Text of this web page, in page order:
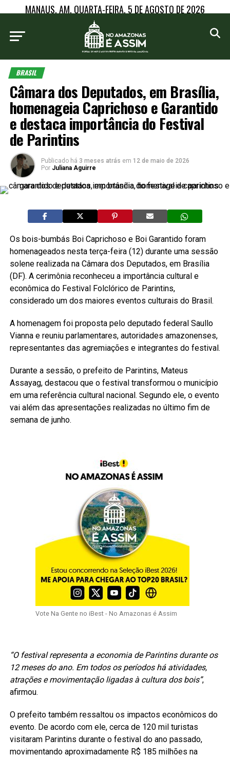
MANAUS, AM, QUARTA-FEIRA, 5 DE AGOSTO DE 2026
BRASIL
Câmara dos Deputados, em Brasília,
homenageia Caprichoso e Garantido
e destaca importância do Festival
de Parintins
Publicado há 3 meses atrás em 12 de maio de 2026
Por Juliana Aguirre
Os bois-bumbás Boi Caprichoso e Boi Garantido foram
homenageados nesta terça-feira (12) durante uma sessão
solene realizada na Câmara dos Deputados, em Brasília
(DF). A cerimônia reconheceu a importância cultural e
econômica do Festival Folclórico de Parintins,
considerado um dos maiores eventos culturais do Brasil.
A homenagem foi proposta pelo deputado federal Saullo
Vianna e reuniu parlamentares, autoridades amazonenses,
representantes das agremiações e integrantes do festival.
Durante a sessão, o prefeito de Parintins, Mateus
Assayag, destacou que o festival transformou o município
em uma referência cultural nacional. Segundo ele, o evento
vai além das apresentações realizadas no último fim de
semana de junho.
Vote Na Gente no iBest - No Amazonas é Assim
“O festival representa a economia de Parintins durante os
12 meses do ano. Em todos os períodos há atividades,
atrações e movimentação ligadas à cultura dos bois”,
afirmou.
O prefeito também ressaltou os impactos econômicos do
evento. De acordo com ele, cerca de 120 mil turistas
visitaram Parintins durante o festival do ano passado,
movimentando aproximadamente R$ 185 milhões na